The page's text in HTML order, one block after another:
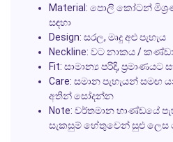
Material: පොලි කෝටන්
සඳහා
Design: සරල, මෘදු අළු පැහැය
Neckline: වට නාකය /
Fit: සාමාන්‍ය පරිදි, ප්‍රමාණයට
Care: සමාන පැහැයන් සමඟ
අතින් සෝදන්න
Note: වර්තමාන භාණ්ඩයේ
සැකසුම් හේතුවෙන් සුළු ලෙස